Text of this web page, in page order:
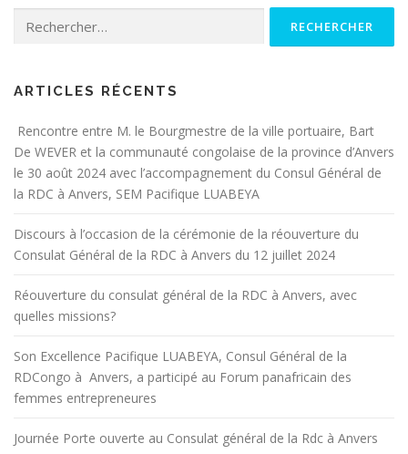
ARTICLES RÉCENTS
Rencontre entre M. le Bourgmestre de la ville portuaire, Bart
De WEVER et la communauté congolaise de la province d’Anvers
le 30 août 2024 avec l’accompagnement du Consul Général de
la RDC à Anvers, SEM Pacifique LUABEYA
Discours à l’occasion de la cérémonie de la réouverture du
Consulat Général de la RDC à Anvers du 12 juillet 2024
Réouverture du consulat général de la RDC à Anvers, avec
quelles missions?
Son Excellence Pacifique LUABEYA, Consul Général de la
RDCongo à Anvers, a participé au Forum panafricain des
femmes entrepreneures
Journée Porte ouverte au Consulat général de la Rdc à Anvers